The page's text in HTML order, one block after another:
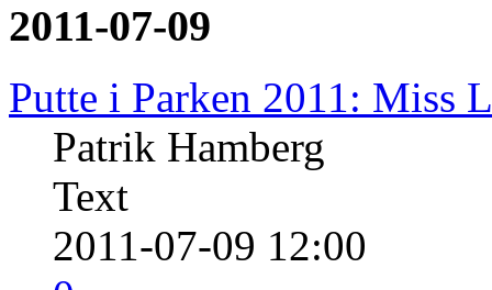
2011-07-09
Putte i Parken 2011: Miss
Patrik Hamberg
Text
2011-07-09 12:00